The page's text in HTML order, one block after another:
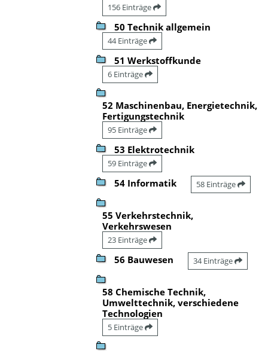
156 Einträge
50 Technik allgemein
44 Einträge
51 Werkstoffkunde
6 Einträge
52 Maschinenbau, Energietechnik,
Fertigungstechnik
95 Einträge
53 Elektrotechnik
59 Einträge
54 Informatik 58 Einträge
55 Verkehrstechnik,
Verkehrswesen
23 Einträge
56 Bauwesen 34 Einträge
58 Chemische Technik,
Umwelttechnik, verschiedene
Technologien
5 Einträge